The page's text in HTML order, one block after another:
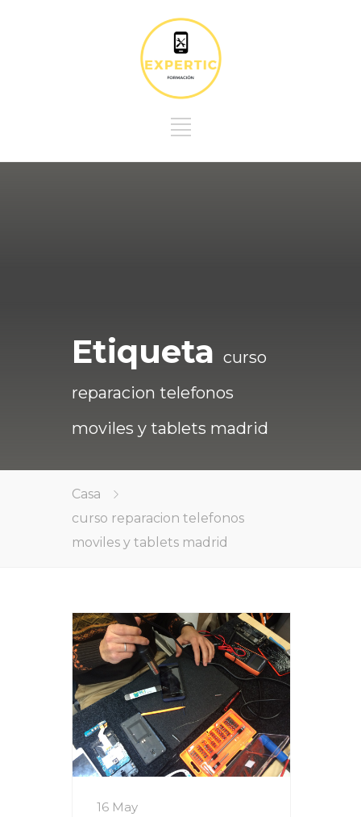
Etiqueta curso
reparacion telefonos
moviles y tablets madrid
Casa
curso reparacion telefonos
moviles y tablets madrid
16 May